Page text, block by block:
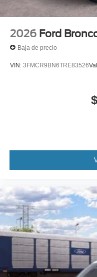
2026 Ford
Baja de precio
VIN: 3FMCR9BN6TRE83526